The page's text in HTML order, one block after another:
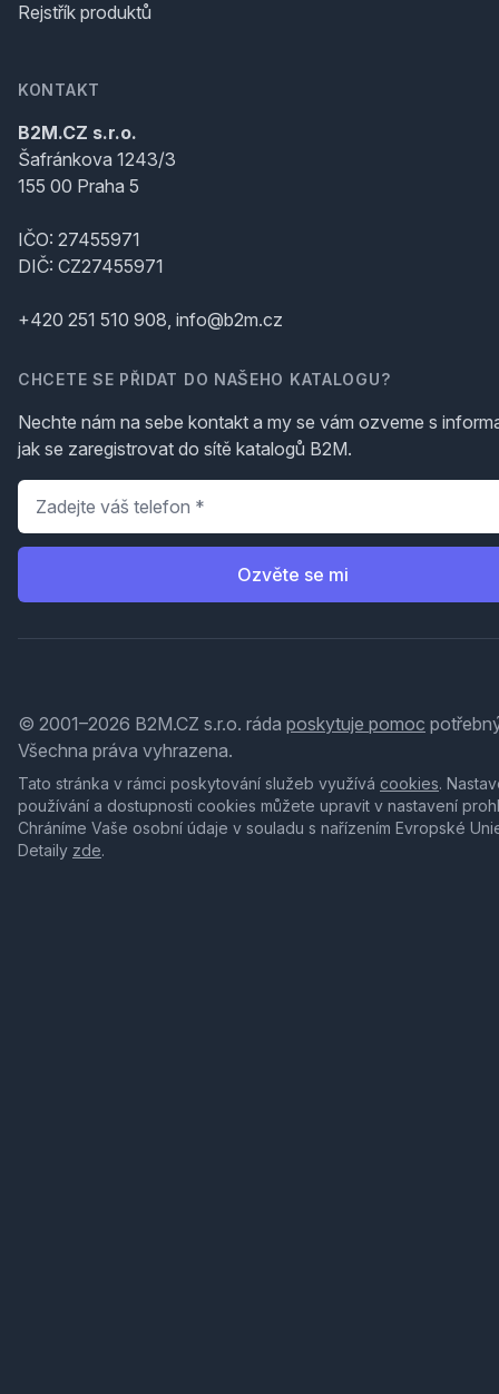
Rejstřík produktů
KONTAKT
B2M.CZ s.r.o.
Šafránkova 1243/3
155 00 Praha 5
IČO: 27455971
DIČ: CZ27455971
+420 251 510 908, info@b2m.cz
CHCETE SE PŘIDAT DO NAŠEHO KATALOGU?
Nechte nám na sebe kontakt a my se vám ozveme s
jak se zaregistrovat do sítě katalogů B2M.
Telefon
Ozvěte se mi
© 2001–2026 B2M.CZ s.r.o. ráda poskytuje pomoc
Všechna práva vyhrazena.
Tato stránka v rámci poskytování služeb využívá cookies.
používání a dostupnosti cookies můžete upravit v nastavení
Chráníme Vaše osobní údaje v souladu s nařízením Evropské
Detaily zde.